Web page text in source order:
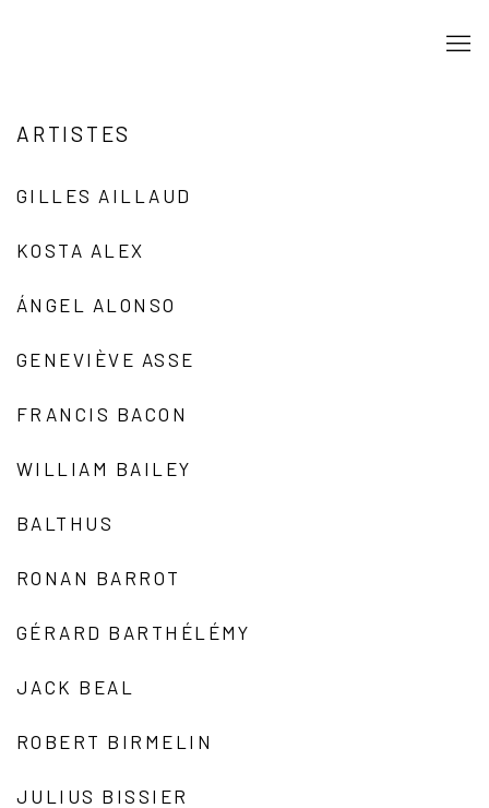
ARTISTES
GILLES AILLAUD
KOSTA ALEX
ÁNGEL ALONSO
GENEVIÈVE ASSE
FRANCIS BACON
WILLIAM BAILEY
BALTHUS
RONAN BARROT
GÉRARD BARTHÉLÉMY
JACK BEAL
ROBERT BIRMELIN
JULIUS BISSIER